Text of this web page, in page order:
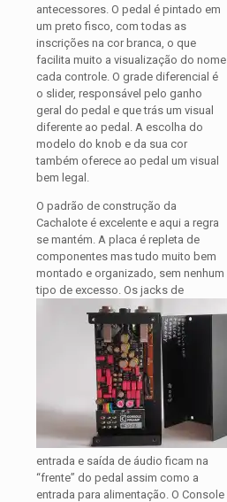
antecessores. O pedal é pintado em
um preto fisco, com todas as
inscrições na cor branca, o que
facilita muito a visualização do nome
cada controle. O grade diferencial é
o slider, responsável pelo ganho
geral do pedal e que trás um visual
diferente ao pedal. A escolha do
modelo do knob e da sua cor
também oferece ao pedal um visual
bem legal.
O padrão de construção da
Cachalote é excelente e aqui a regra
se mantém. A placa é repleta de
componentes mas tudo muito bem
montado e organizado, sem nenhum
tipo de excesso. Os jacks de
entrada e saída de áudio ficam na
“frente” do pedal assim como a
entrada para alimentação. O Console